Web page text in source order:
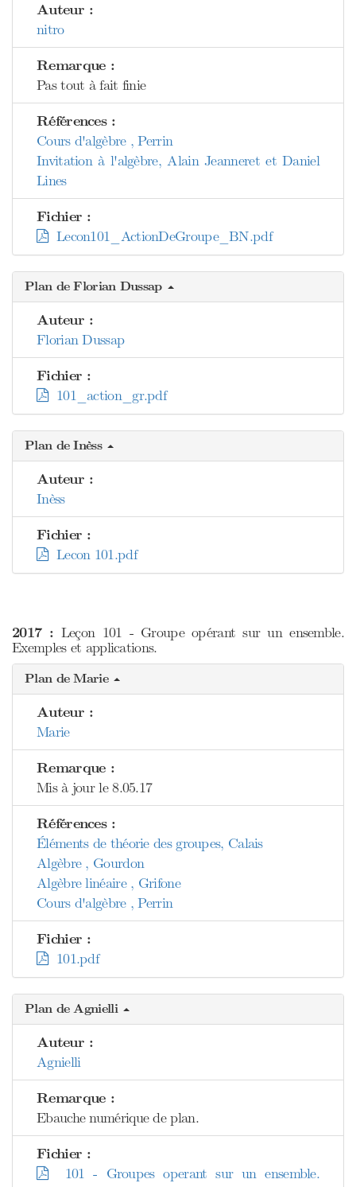
Auteur :
nitro
Remarque :
Pas tout à fait finie
Références :
Cours d'algèbre , Perrin
Invitation à l'algèbre, Alain Jeanneret et Daniel
Lines
Fichier :
Lecon101_ActionDeGroupe_BN.pdf
Plan de Florian Dussap
Auteur :
Florian Dussap
Fichier :
101_action_gr.pdf
Plan de Inèss
Auteur :
Inèss
Fichier :
Lecon 101.pdf
2017 : Leçon 101 - Groupe opérant sur un ensemble.
Exemples et applications.
Plan de Marie
Auteur :
Marie
Remarque :
Mis à jour le 8.05.17
Références :
Éléments de théorie des groupes, Calais
Algèbre , Gourdon
Algèbre linéaire , Grifone
Cours d'algèbre , Perrin
Fichier :
101.pdf
Plan de Agnielli
Auteur :
Agnielli
Remarque :
Ebauche numérique de plan.
Fichier :
101 - Groupes operant sur un ensemble.